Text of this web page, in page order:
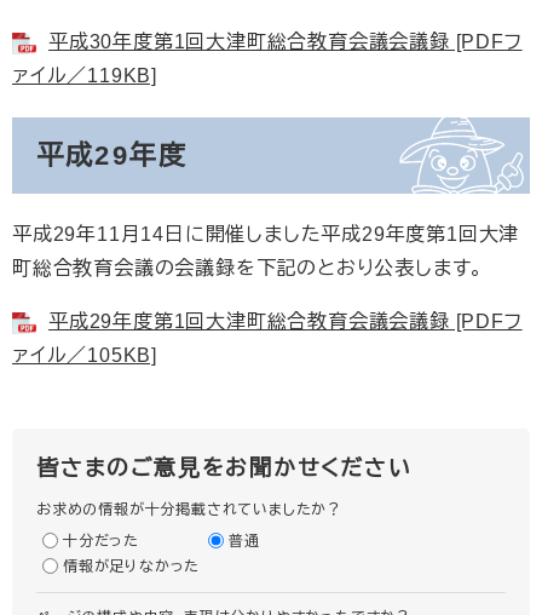
平成30年度第1回大津町総合教育会議会議録 [PDFフ
ァイル／119KB]
平成29年度
平成29年11月14日に開催しました平成29年度第1回大津
町総合教育会議の会議録を下記のとおり公表します。
平成29年度第1回大津町総合教育会議会議録 [PDFフ
ァイル／105KB]
皆さまのご意見をお聞かせください
お求めの情報が十分掲載されていましたか？
十分だった
普通
情報が足りなかった